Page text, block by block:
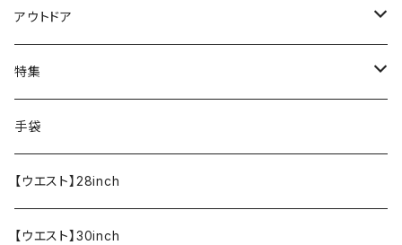
Tシャツ・カットソー
アウトドア
寝具・寝袋・ブランケット
食器・調理器具
エプロン
特集
メール便送料無料★オリジナルT
半袖Tシャツ
OUTLET!!!!!
手袋
【ウエスト】28inch
【ウエスト】30inch